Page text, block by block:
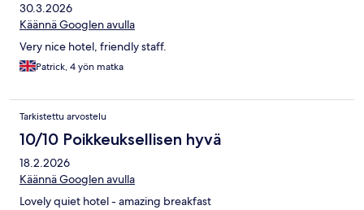
30.3.2026
Käännä Googlen avulla
Very nice hotel, friendly staff.
Patrick, 4 yön matka
Tarkistettu arvostelu
10/10 Poikkeuksellisen hyvä
18.2.2026
Käännä Googlen avulla
Lovely quiet hotel - amazing breakfast